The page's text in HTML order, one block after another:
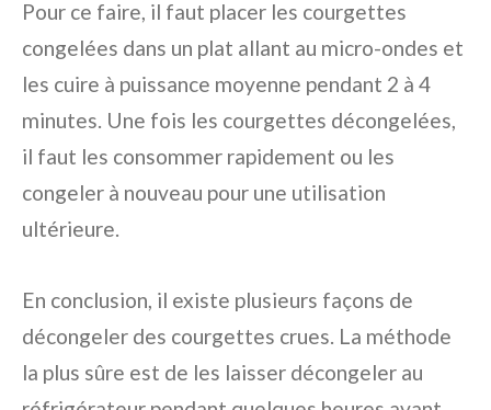
Pour ce faire, il faut placer les courgettes
congelées dans un plat allant au micro-ondes et
les cuire à puissance moyenne pendant 2 à 4
minutes. Une fois les courgettes décongelées,
il faut les consommer rapidement ou les
congeler à nouveau pour une utilisation
ultérieure.
En conclusion, il existe plusieurs façons de
décongeler des courgettes crues. La méthode
la plus sûre est de les laisser décongeler au